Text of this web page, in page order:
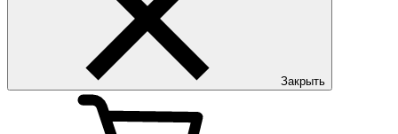
Закрыть